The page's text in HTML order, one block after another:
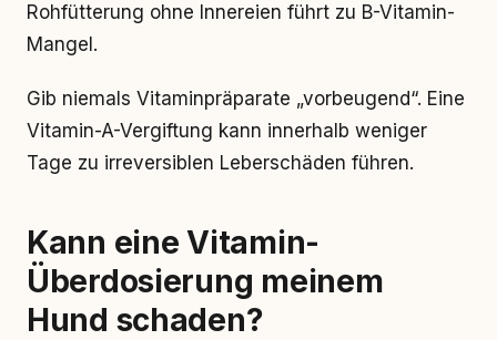
Rohfütterung ohne Innereien führt zu B-Vitamin-
Mangel.
Gib niemals Vitaminpräparate „vorbeugend“. Eine
Vitamin-A-Vergiftung kann innerhalb weniger
Tage zu irreversiblen Leberschäden führen.
Kann eine Vitamin-
Überdosierung meinem
Hund schaden?